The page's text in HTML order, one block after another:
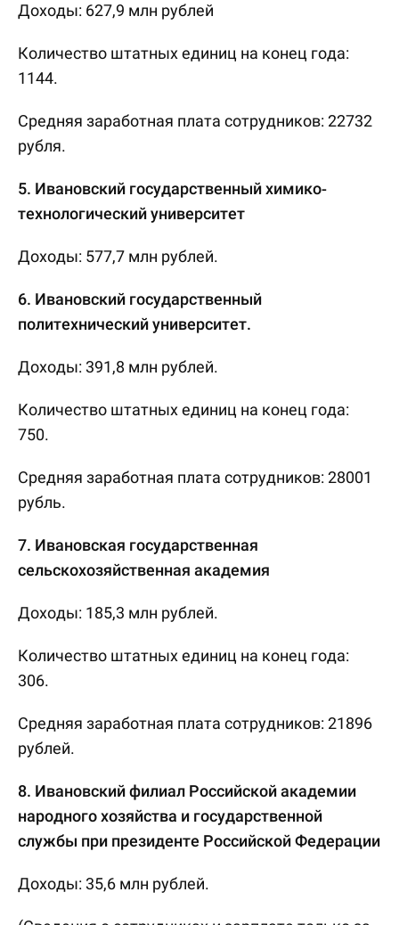
Доходы: 627,9 млн рублей
Количество штатных единиц на конец года:
1144.
Средняя заработная плата сотрудников: 22732
рубля.
5. Ивановский государственный химико-
технологический университет
Доходы: 577,7 млн рублей.
6. Ивановский государственный
политехнический университет.
Доходы: 391,8 млн рублей.
Количество штатных единиц на конец года:
750.
Средняя заработная плата сотрудников: 28001
рубль.
7. Ивановская государственная
сельскохозяйственная академия
Доходы: 185,3 млн рублей.
Количество штатных единиц на конец года:
306.
Средняя заработная плата сотрудников: 21896
рублей.
8. Ивановский филиал Российской академии
народного хозяйства и государственной
службы при президенте Российской Федерации
Доходы: 35,6 млн рублей.